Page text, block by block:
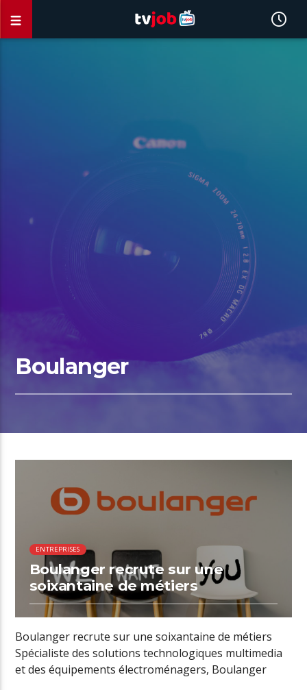
Boulanger
ENTREPRISES
Boulanger recrute sur une
soixantaine de métiers
Boulanger recrute sur une soixantaine de métiers
Spécialiste des solutions technologiques multimedia
et des équipements électroménagers, Boulanger